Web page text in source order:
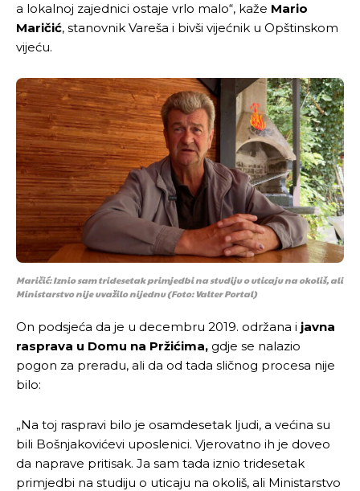
a lokalnoj zajednici ostaje vrlo malo“, kaže Mario
Maričić, stanovnik Vareša i bivši vijećnik u Opštinskom
vijeću.
Maričić: Iznio sam tridesetak primjedbi na studiju o uticaju na okoliš, ali
Ministarstvo nije uvažilo nijednu(Foto: Valter Portal)
On podsjeća da je u decembru 2019. održana i javna
rasprava u Domu na Pržićima, gdje se nalazio
pogon za preradu, ali da od tada sličnog procesa nije
bilo:
„Na toj raspravi bilo je osamdesetak ljudi, a većina su
bili Bošnjakovićevi uposlenici. Vjerovatno ih je doveo
da naprave pritisak. Ja sam tada iznio tridesetak
primjedbi na studiju o uticaju na okoliš, ali Ministarstvo